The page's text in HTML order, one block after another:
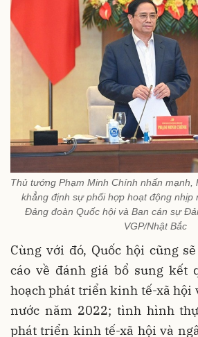
Thủ tướng Phạm Minh Chính nhấn mạnh,
khẳng định sự phối hợp hoạt động nhịp
Đảng đoàn Quốc hội và Ban cán sự
VGP/Nhật Bắc
Cùng với đó, Quốc hội cũng
cáo về đánh giá bổ sung kết
hoạch phát triển kinh tế-xã hội
nước năm 2022; tình hình
phát triển kinh tế-xã hội và